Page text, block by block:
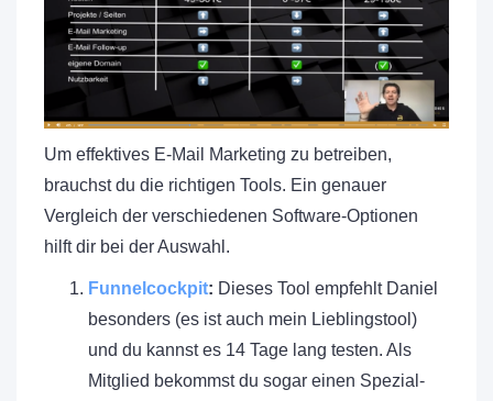
Um effektives E-Mail Marketing zu betreiben,
brauchst du die richtigen Tools. Ein genauer
Vergleich der verschiedenen Software-Optionen
hilft dir bei der Auswahl.
Funnelcockpit: Dieses Tool empfehlt Daniel
besonders (es ist auch mein Lieblingstool)
und du kannst es 14 Tage lang testen. Als
Mitglied bekommst du sogar einen Spezial-